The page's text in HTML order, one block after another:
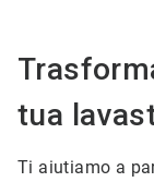
tua
Ti aiutiamo a